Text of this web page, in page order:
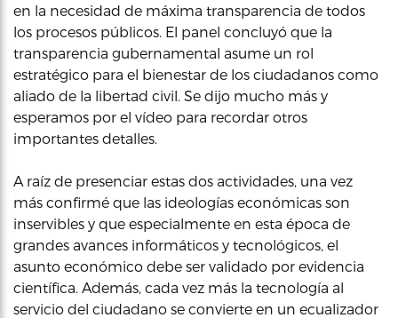
en la necesidad de máxima transparencia de todos
los procesos públicos. El panel concluyó que la
transparencia gubernamental asume un rol
estratégico para el bienestar de los ciudadanos como
aliado de la libertad civil. Se dijo mucho más y
esperamos por el vídeo para recordar otros
importantes detalles.
A raíz de presenciar estas dos actividades, una vez
más confirmé que las ideologías económicas son
inservibles y que especialmente en esta época de
grandes avances informáticos y tecnológicos, el
asunto económico debe ser validado por evidencia
científica. Además, cada vez más la tecnología al
servicio del ciudadano se convierte en un ecualizador